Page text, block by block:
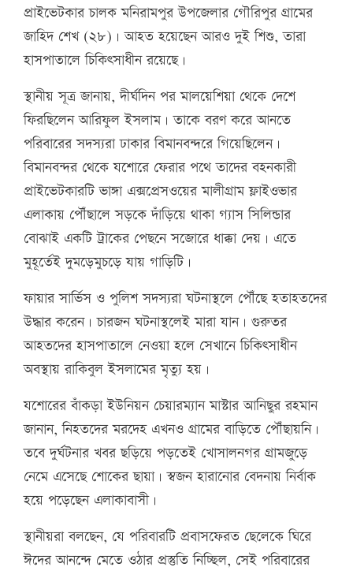
প্রাইভেটকার চালক মনিরামপুর উপজেলার গৌরিপুর গ্রামের
জাহিদ শেখ (২৮)। আহত হয়েছেন আরও দুই শিশু, তারা
হাসপাতালে চিকিৎসাধীন রয়েছে।
স্থানীয় সূত্র জানায়, দীর্ঘদিন পর মালয়েশিয়া থেকে দেশে
ফিরছিলেন আরিফুল ইসলাম। তাকে বরণ করে আনতে
পরিবারের সদস্যরা ঢাকার বিমানবন্দরে গিয়েছিলেন।
বিমানবন্দর থেকে যশোরে ফেরার পথে তাদের বহনকারী
প্রাইভেটকারটি ভাঙ্গা এক্সপ্রেসওয়ের মালীগ্রাম ফ্লাইওভার
এলাকায় পৌঁছালে সড়কে দাঁড়িয়ে থাকা গ্যাস সিলিন্ডার
বোঝাই একটি ট্রাকের পেছনে সজোরে ধাক্কা দেয়। এতে
মুহূর্তেই দুমড়েমুচড়ে যায় গাড়িটি।
ফায়ার সার্ভিস ও পুলিশ সদস্যরা ঘটনাস্থলে পৌঁছে হতাহতদের
উদ্ধার করেন। চারজন ঘটনাস্থলেই মারা যান। গুরুতর
আহতদের হাসপাতালে নেওয়া হলে সেখানে চিকিৎসাধীন
অবস্থায় রাকিবুল ইসলামের মৃত্যু হয়।
যশোরের বাঁকড়া ইউনিয়ন চেয়ারম্যান মাস্টার আনিছুর রহমান
জানান, নিহতদের মরদেহ এখনও গ্রামের বাড়িতে পৌঁছায়নি।
তবে দুর্ঘটনার খবর ছড়িয়ে পড়তেই খোসালনগর গ্রামজুড়ে
নেমে এসেছে শোকের ছায়া। স্বজন হারানোর বেদনায় নির্বাক
হয়ে পড়েছেন এলাকাবাসী।
স্থানীয়রা বলছেন, যে পরিবারটি প্রবাসফেরত ছেলেকে ঘিরে
ঈদের আনন্দে মেতে ওঠার প্রস্তুতি নিচ্ছিল, সেই পরিবারের